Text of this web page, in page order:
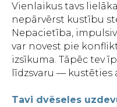
Vienlaikus tavs
nepārvērst kustību
Nepacietība,
var novest pie
izsīkuma. Tāpēc tev
līdzsvaru — kustēties
Tavi dvēseles